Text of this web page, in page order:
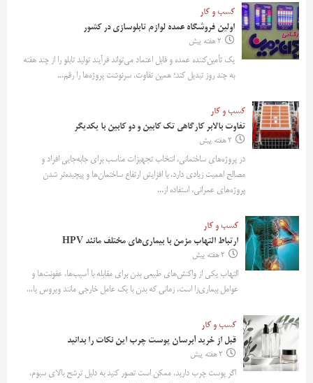
کسب و کار
اولین فروشگاه عمده لوازم تابلوسازی در کشور
2 هفته پیش
یک تأمین‌کننده عمده و قابل اعتماد می‌تواند فرآیند تولید تابلو را از چند هفته
به چند روز تبدیل کند؛ همین تفاوت، سرنوشت پروژه‌ها را رقم...
کسب و کار
تفاوت بالابر کارگاهی تک کابین و دو کابین با یکدیگر
2 هفته پیش
در پروژه‌های ساختمانی، انتخاب تجهیزات مناسب برای جابه‌جایی افراد و
مصالح اهمیت زیادی دارد. با افزایش ارتفاع ساختمان‌ها و پیچیده‌تر شدن
پروژه‌های عمرانی، استفاده از...
کسب و کار
ارتباط التهاب مزمن با بیماری‌های مختلف مانند HPV
2 هفته پیش
التهاب یکی از واکنش‌های طبیعی بدن برای مقابله با آسیب‌ها، عفونت‌ها و
عوامل بیماری‌زا است. زمانی که بدن با یک عامل خارجی مانند ویروس یا...
کسب و کار
قبل از خرید آبرسان پوست چرب این نکات را بدانید
2 هفته پیش
اگر پوست چرب دارید، ممکن است تصور کنید به دلیل ترشح بالای سبوم،